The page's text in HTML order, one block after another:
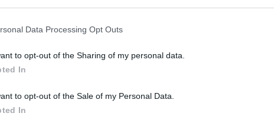
Data Processing Opt Outs
to opt-out of the Sharing of my personal data.
In
to opt-out of the Sale of my Personal Data.
In